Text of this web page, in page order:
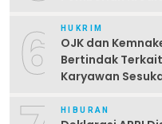
6 HUKRIM
OJK dan
Bertindak
Karyawan
HIBURAN